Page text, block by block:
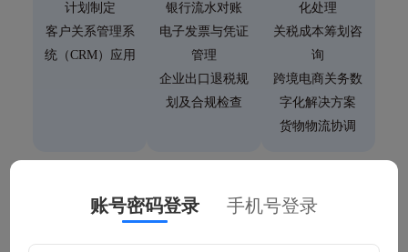
计划制定
客户关系管理系
统（CRM）应用
银行流水对账
电子发票与凭证
管理
企业出口退税规
划及合规检查
化处理
关税成本筹划咨
询
跨境电商关务数
字化解决方案
货物物流协调
汇 税
账号密码登录 手机号登录